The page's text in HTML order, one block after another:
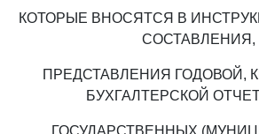
КОТОРЫЕ ВНОСЯТСЯ В
СОСТАВЛЕНИЯ,
ПРЕДСТАВЛЕНИЯ ГОДОВОЙ,
БУХГАЛТЕРСКОЙ
ГОСУДАРСТВЕННЫХ